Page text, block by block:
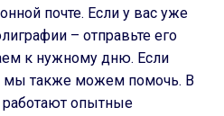
почте. Если у вас уже
– отправьте его
к нужному дню. Если
мы также можем помочь. В
опытные